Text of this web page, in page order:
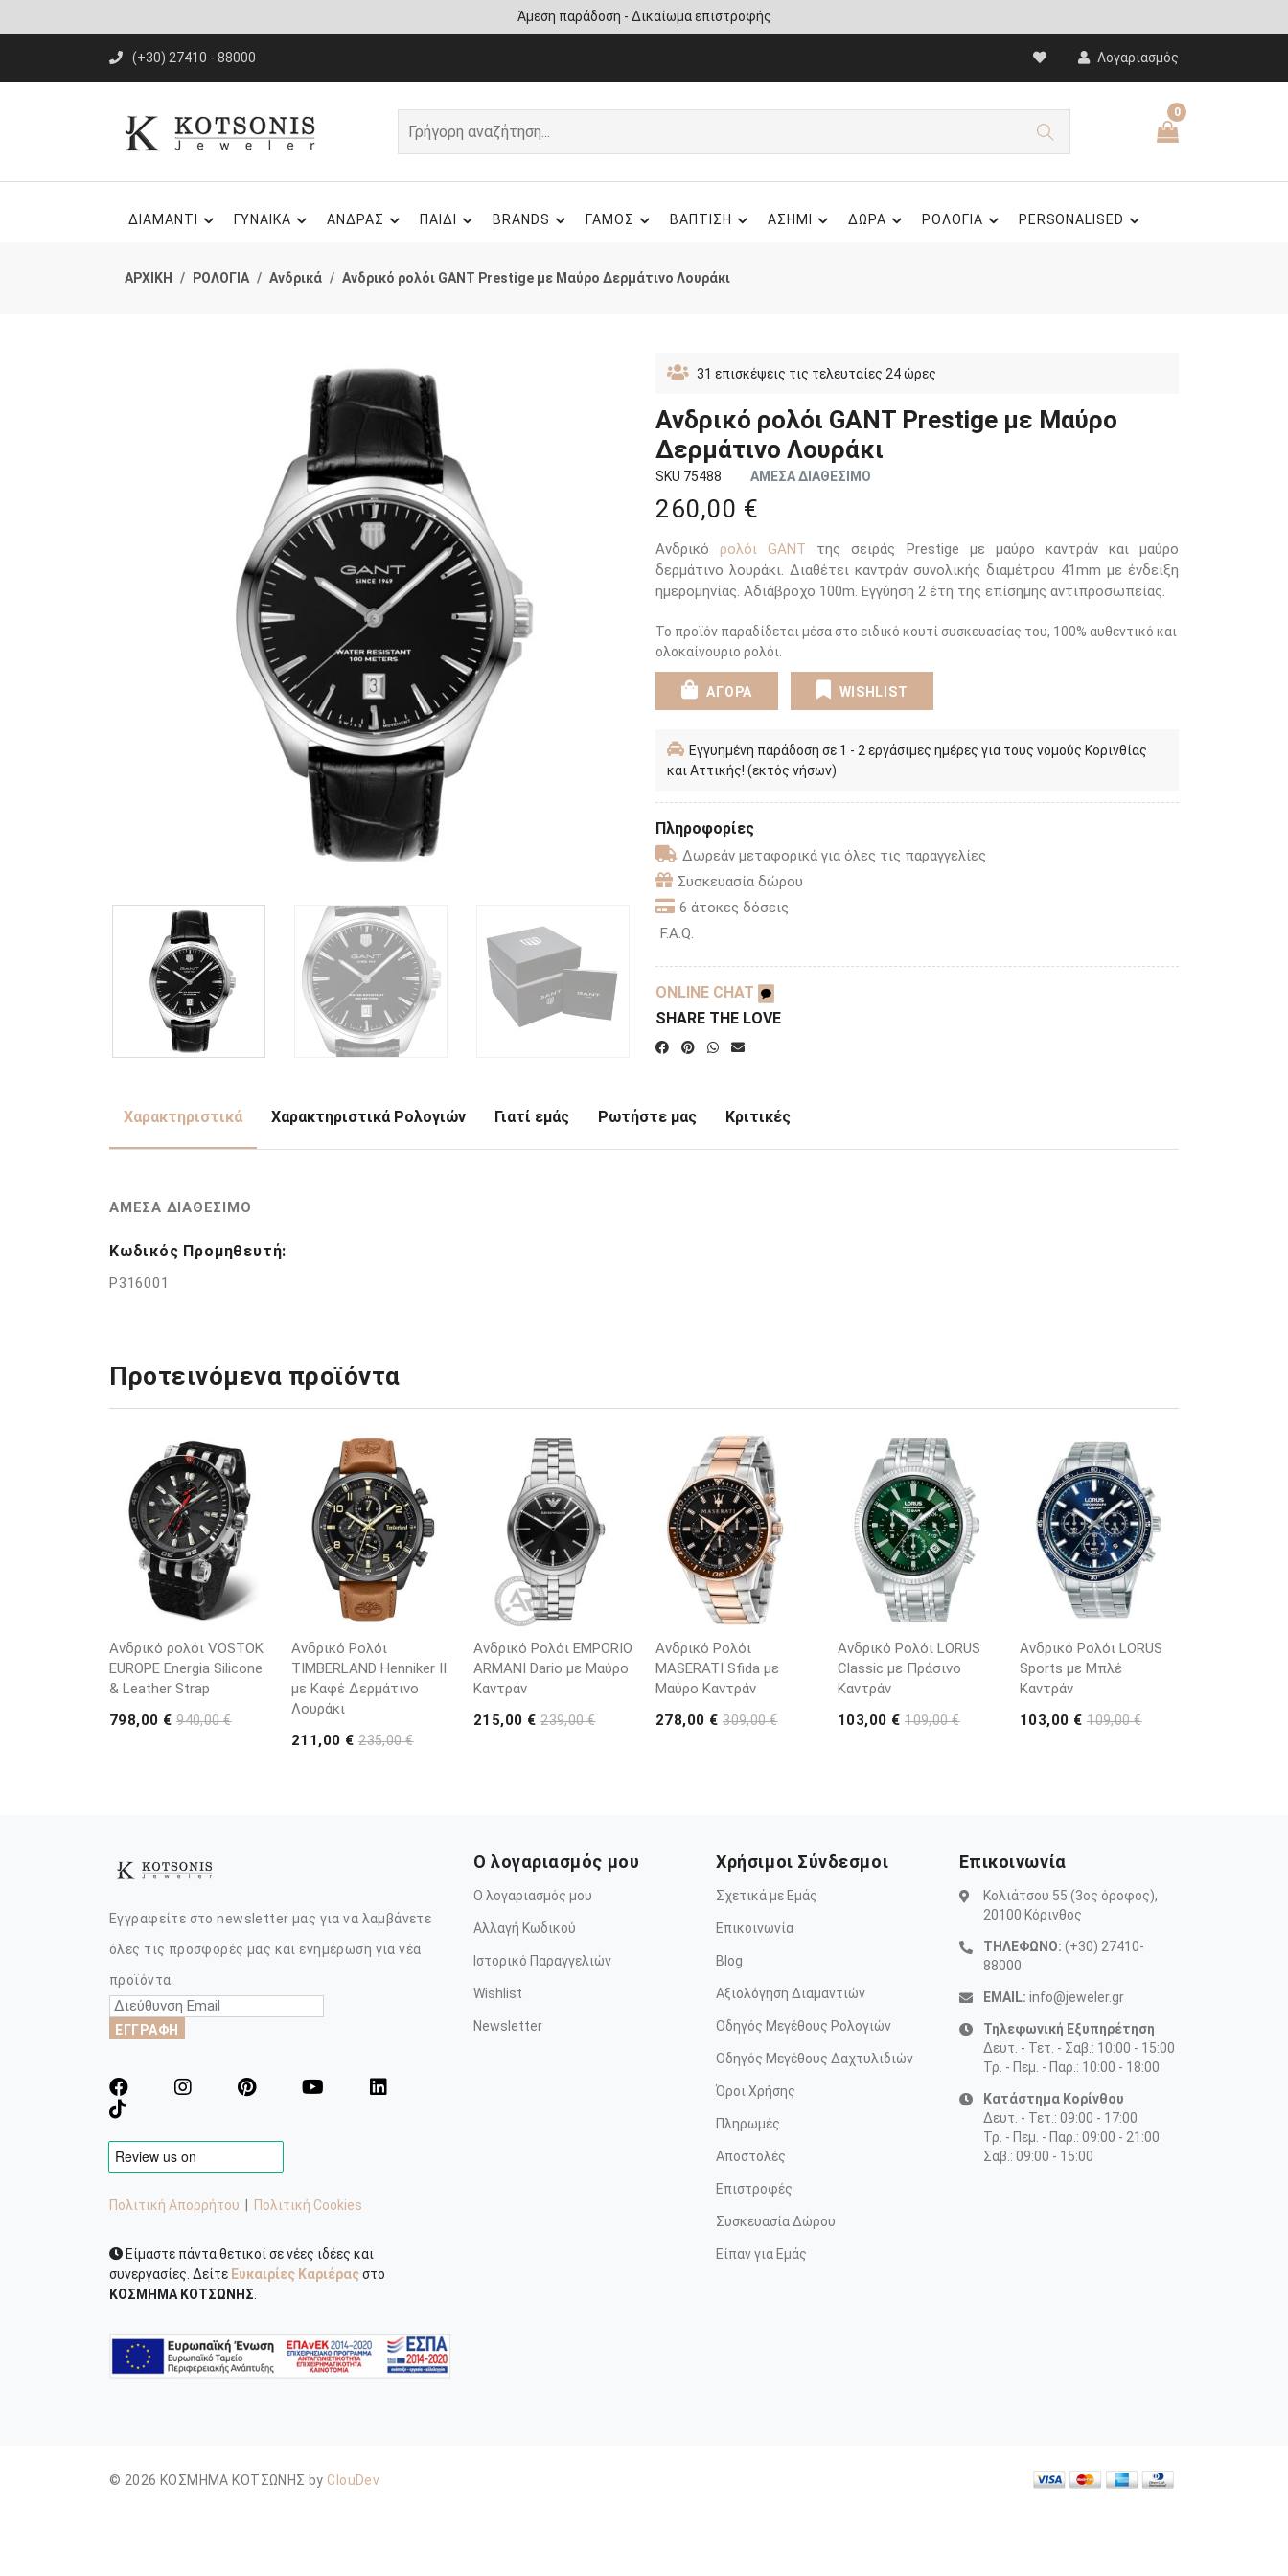
Άμεση παράδοση - Δικαίωμα επιστροφής
(+30) 27410 - 88000 Λογαριασμός
0
ΔΙΑΜΑΝΤΙ ΓΥΝΑΙΚΑ ΑΝΔΡΑΣ ΠΑΙΔΙ BRANDS ΓΑΜΟΣ ΒΑΠΤΙΣΗ ΑΣΗΜΙ ΔΩΡΑ ΡΟΛΟΓΙΑ PERSONALISED
ΑΡΧΙΚΗ ΡΟΛΟΓΙΑ Ανδρικά Ανδρικό ρολόι GANT Prestige με Μαύρο Δερμάτινο Λουράκι
31 επισκέψεις τις τελευταίες 24 ώρες
Ανδρικό ρολόι GANT Prestige με Μαύρο
Δερμάτινο Λουράκι
SKU 75488 ΑΜΕΣΑ ΔΙΑΘΕΣΙΜΟ
260,00 €
Ανδρικόρολόι GANT της σειράς Prestige με μαύρο καντράν και μαύρο
δερμάτινο λουράκι. Διαθέτει καντράν συνολικής διαμέτρου 41mm με ένδειξη
ημερομηνίας. Αδιάβροχο 100m. Εγγύηση 2 έτη της επίσημης αντιπροσωπείας.
Το προϊόν παραδίδεται μέσα στο ειδικό κουτί συσκευασίας του, 100% αυθεντικό και
ολοκαίνουριο ρολόι.
ΑΓΟΡΑ WISHLIST
Εγγυημένη παράδοση σε 1 - 2 εργάσιμες ημέρες για τους νομούς Κορινθίας
και Αττικής! (εκτός νήσων)
Πληροφορίες
Δωρεάν μεταφορικά για όλες τις παραγγελίες
Συσκευασία δώρου
6 άτοκες δόσεις
F.A.Q.
ONLINE CHAT
SHARE THE LOVE
Χαρακτηριστικά Χαρακτηριστικά Ρολογιών Γιατί εμάς Ρωτήστε μας Κριτικές
ΑΜΕΣΑ ΔΙΑΘΕΣΙΜΟ
Κωδικός Προμηθευτή:
P316001
Προτεινόμενα προϊόντα
Ανδρικό ρολόι VOSTOK
EUROPE Energia Silicone
& Leather Strap
798,00 €940,00 €
Ανδρικό Ρολόι
TIMBERLAND Henniker II
με Καφέ Δερμάτινο
Λουράκι
211,00 €235,00 €
Ανδρικό Ρολόι EMPORIO
ARΜΑΝΙ Dario με Μαύρο
Καντράν
215,00 €239,00 €
Ανδρικό Ρολόι
MASERATI Sfida με
Μαύρο Καντράν
278,00 €309,00 €
Ανδρικό Ρολόι LORUS
Classic με Πράσινο
Καντράν
103,00 €109,00 €
Ανδρικό Ρολόι LORUS
Sports με Μπλέ
Καντράν
103,00 €109,00 €
Εγγραφείτε στο newsletter μας για να λαμβάνετε
όλες τις προσφορές μας και ενημέρωση για νέα
προϊόντα.
ΕΓΓΡΑΦΗ
Πολιτική Απορρήτου Πολιτική Cookies
Είμαστε πάντα θετικοί σε νέες ιδέες και
συνεργασίες. Δείτε Ευκαιρίες Καριέραςστο
ΚΟΣΜΗΜΑ ΚΟΤΣΩΝΗΣ
Ο λογαριασμός μου
Ο λογαριασμός μου
Αλλαγή Κωδικού
Ιστορικό Παραγγελιών
Wishlist
Newsletter
Χρήσιμοι Σύνδεσμοι
Σχετικά με Εμάς
Επικοινωνία
Blog
Αξιολόγηση Διαμαντιών
Οδηγός Μεγέθους Ρολογιών
Οδηγός Μεγέθους Δαχτυλιδιών
Όροι Χρήσης
Πληρωμές
Αποστολές
Επιστροφές
Συσκευασία Δώρου
Είπαν για Εμάς
Επικοινωνία
Κολιάτσου 55 (3ος όροφος),
20100 Κόρινθος
ΤΗΛΕΦΩΝΟ: (+30) 27410-
88000
EMAIL: info@jeweler.gr
Τηλεφωνική Εξυπηρέτηση
Δευτ. - Τετ. - Σαβ.: 10:00 - 15:00
Τρ. - Πεμ. - Παρ.: 10:00 - 18:00
Κατάστημα Κορίνθου
Δευτ. - Τετ.: 09:00 - 17:00
Τρ. - Πεμ. - Παρ.: 09:00 - 21:00
Σαβ.: 09:00 - 15:00
© 2026 ΚΟΣΜΗΜΑ ΚΟΤΣΩΝΗΣ by ClouDev